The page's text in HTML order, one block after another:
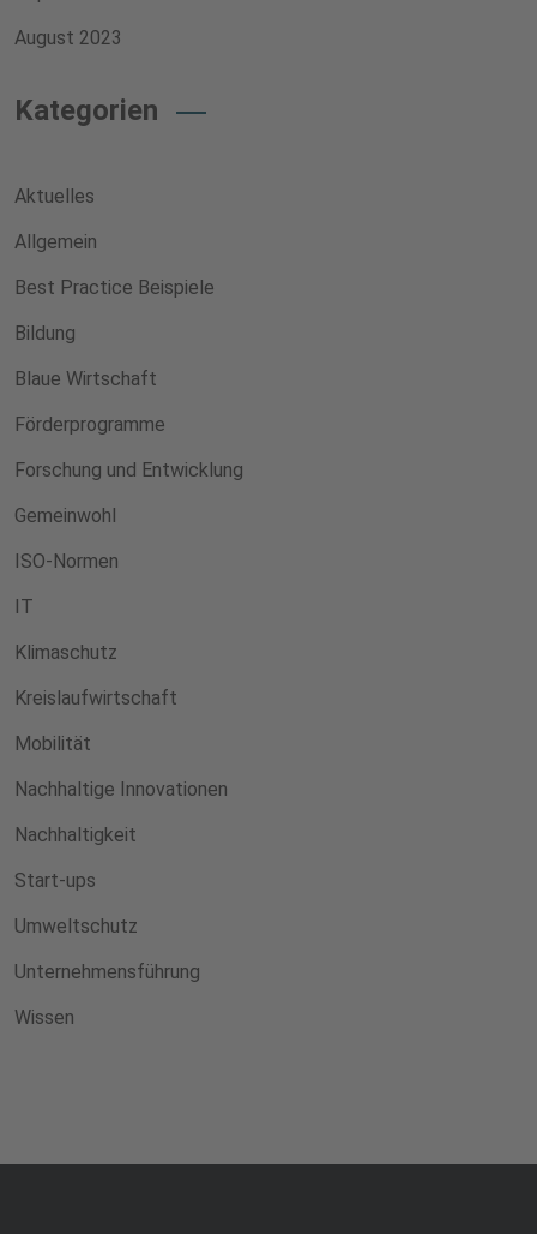
August 2023
Kategorien
Aktuelles
Allgemein
Best Practice Beispiele
Bildung
Blaue Wirtschaft
Förderprogramme
Forschung und Entwicklung
Gemeinwohl
ISO-Normen
IT
Klimaschutz
Kreislaufwirtschaft
Mobilität
Nachhaltige Innovationen
Nachhaltigkeit
Start-ups
Umweltschutz
Unternehmensführung
Wissen